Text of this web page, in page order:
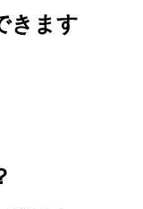
きます